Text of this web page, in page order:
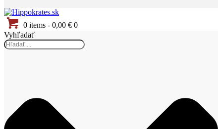
0 items - 0,00 € 0
Vyhľadať